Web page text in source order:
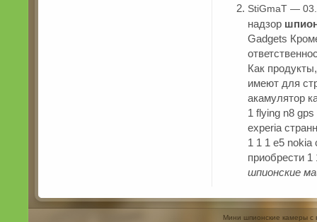
StiGmaT —
надзор
Gadgets
Как
имеют для
акамулятор
1 flying n8
experia
1 1 1 e5
приобрести
шпионские
Мини шпионские камеры с